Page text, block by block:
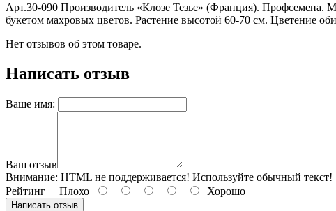
Арт.30-090 Производитель «Клозе Тезье» (Франция). Профсемена.
букетом махровых цветов. Растение высотой 60-70 см. Цветение
Нет отзывов об этом товаре.
Написать отзыв
Ваше имя:
Ваш отзыв
Внимание: HTML не поддерживается! Используйте обычный текст!
Рейтинг Плохо Хорошо
Написать отзыв